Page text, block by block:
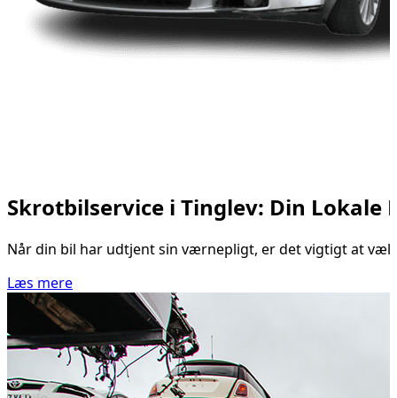
Skrotbilservice i Tinglev: Din Lokale
Når din bil har udtjent sin værnepligt, er det vigtigt at
Læs mere